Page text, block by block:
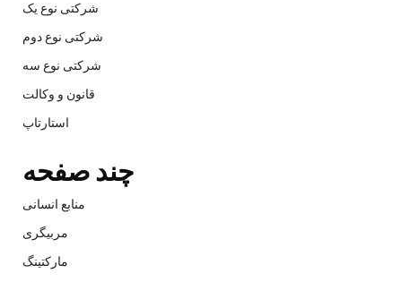
شرکتی نوع یک
شرکتی نوع دوم
شرکتی نوع سه
قانون و وکالت
استارتاپ
چند صفحه
منابع انسانی
مربیگری
مارکتینگ